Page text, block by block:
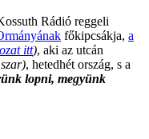
Rádió reggeli
főkipcsákja, a
itt), aki az utcán
, hetedhét ország, s a
lopni, megyünk